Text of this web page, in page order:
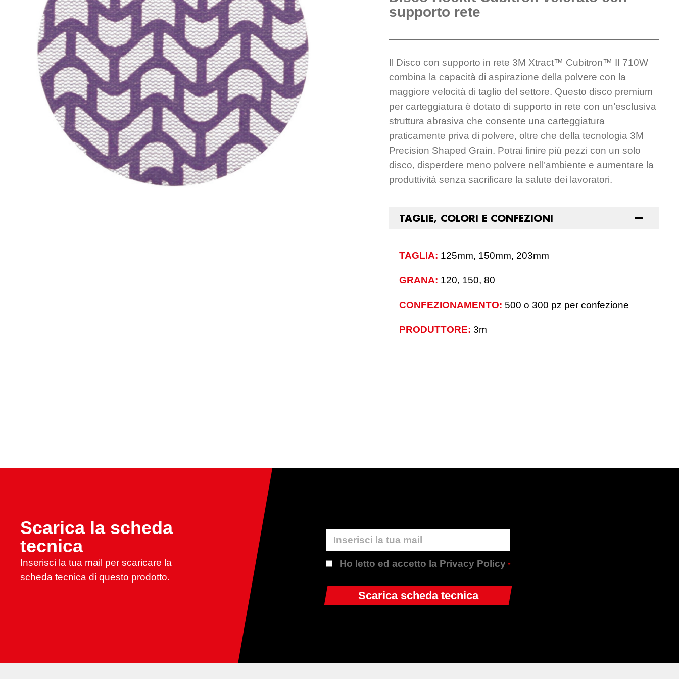
supporto rete
Il Disco con supporto in rete 3M Xtract™ Cubitron™ II 710W
combina la capacità di aspirazione della polvere con la
maggiore velocità di taglio del settore. Questo disco premium
per carteggiatura è dotato di supporto in rete con un’esclusiva
struttura abrasiva che consente una carteggiatura
praticamente priva di polvere, oltre che della tecnologia 3M
Precision Shaped Grain. Potrai finire più pezzi con un solo
disco, disperdere meno polvere nell’ambiente e aumentare la
produttività senza sacrificare la salute dei lavoratori.
TAGLIE, COLORI E CONFEZIONI
TAGLIA: 125mm, 150mm, 203mm
GRANA: 120, 150, 80
CONFEZIONAMENTO: 500 o 300 pz per confezione
PRODUTTORE: 3m
Scarica la scheda
tecnica
Inserisci la tua mail per scaricare la
scheda tecnica di questo prodotto.
Ho letto ed accetto la Privacy Policy*